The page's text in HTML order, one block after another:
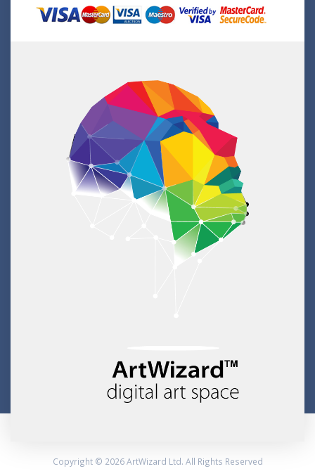
Copyright © 2026 ArtWizard Ltd. All Rights Reserved